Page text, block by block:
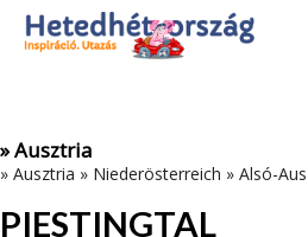
Az oldal sütiket (cookies) használ.
Adatvédelmi tájékoztató
» Ausztria
» Ausztria » Niederösterreich » Alsó-
PIESTINGTAL